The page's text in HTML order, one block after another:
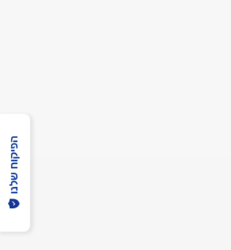
הפיקוח שלנו